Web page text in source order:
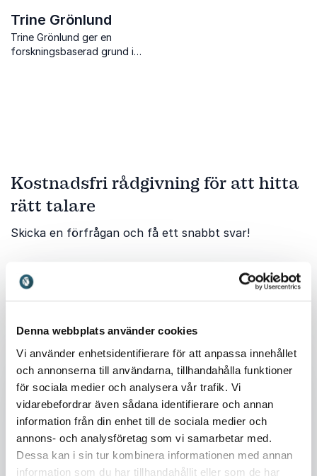
Denna webbplats använder cookies
Vi använder enhetsidentifierare för att anpassa innehållet
och annonserna till användarna, tillhandahålla funktioner
för sociala medier och analysera vår trafik. Vi
vidarebefordrar även sådana identifierare och annan
information från din enhet till de sociala medier och
annons- och analysföretag som vi samarbetar med.
Dessa kan i sin tur kombinera informationen med annan
information som du har tillhandahållit eller som de har
Trine Grönlund
Trine Grönlund ger en
forskningsbaserad grund i
Kostnadsfri rådgivning för att hitta
rätt talare
Skicka en förfrågan och få ett snabbt svar!
Ditt namn*
Telefon
Företag eller organisation